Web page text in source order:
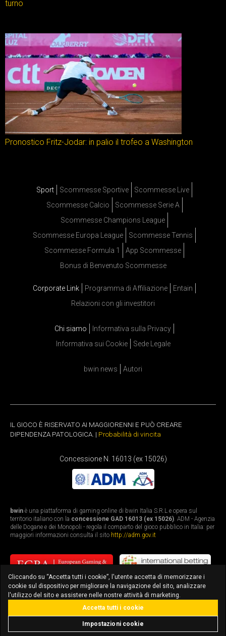
turno
Pronostico Fritz-Jodar: in palio il trofeo a Washington
Sport Scommesse Sportive
Scommesse Live
Scommesse Calcio
Scommesse Serie A
Scommesse Champions League
Scommesse Europa League
Scommesse Tennis
Scommesse Formula 1
App Scommesse
Bonus di Benvenuto Scommesse
Corporate Link Programma di Affiliazione
Entain
Relazioni con gli investitori
Chi siamo
Informativa sulla Privacy
Informativa sui Cookie
Sede Legale
bwin news Autori
IL GIOCO È RISERVATO AI MAGGIORENNI E PUÒ CREARE
DIPENDENZA PATOLOGICA. | Probabilità di vincita
Concessione N. 16013 (ex 15026)
bwin è una piattaforma di gaming online di bwin Italia S.R.L e opera sul
territorio italiano con la concessione GAD 16013 (ex 15026). ADM - Agenzia
delle Dogane e dei Monopoli - regola il comparto del gioco pubblico in Italia: per
maggiori informazioni consulta il sito http://adm.gov.it
bonus fino a 3.010€ scarica l'app
Cliccando su “Accetta tutti i cookie”, l'utente accetta di memorizzare i
cookie sul dispositivo per migliorare la navigazione del sito, analizzare
l'utilizzo del sito e assistere nelle nostre attività di marketing.
Impostazioni cookie
Accetta tutti i cookie